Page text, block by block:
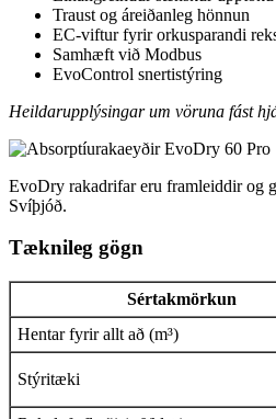
Traust og áreiðanleg hönnun
EC-viftur fyrir orkusparandi
Samhæft við Modbus
EvoControl snertistýring
Heildarupplýsingar um vöruna fást
EvoDry rakadrifar eru framleiddir og
Svíþjóð.
Tæknileg gögn
Sértakmörkun
Hentar fyrir allt að (m³)
Stýritæki